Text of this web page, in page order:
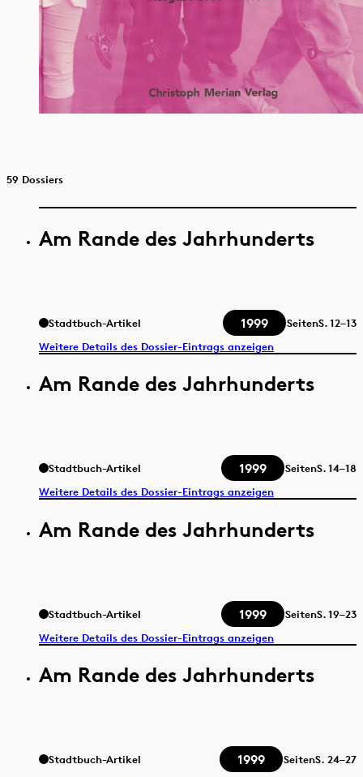
59 Dossiers
Am Rande des Jahrhunderts
Stadtbuch-Artikel 1999 SeitenS.12–13
Weitere Details des Dossier-Eintrags anzeigen
Am Rande des Jahrhunderts
Stadtbuch-Artikel 1999 SeitenS.14–18
Weitere Details des Dossier-Eintrags anzeigen
Am Rande des Jahrhunderts
Stadtbuch-Artikel 1999 SeitenS.19–23
Weitere Details des Dossier-Eintrags anzeigen
Am Rande des Jahrhunderts
Stadtbuch-Artikel 1999 SeitenS. 24–27